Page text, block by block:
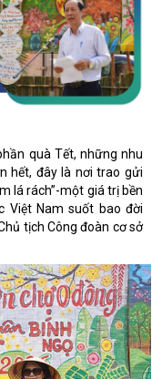
quà Tết, những nhu
hết, đây là nơi trao gửi
lá rách”-một giá trị bền
Việt Nam suốt bao đời
tịch Công đoàn cơ sở